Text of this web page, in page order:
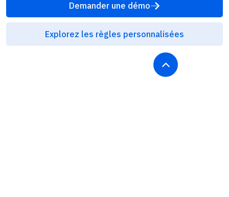
Demander une démo
Explorez les règles personnalisées